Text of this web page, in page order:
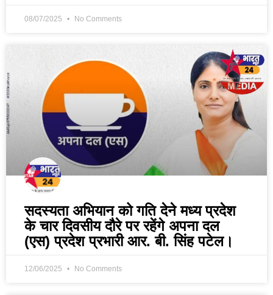
08/07/2025 No Comments
सदस्यता अभियान को गति देने मध्य प्रदेश
के चार दिवसीय दौरे पर रहेंगे अपना दल
(एस) प्रदेश प्रभारी आर. बी. सिंह पटेल।
12/06/2025 No Comments